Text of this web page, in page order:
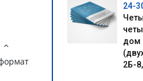
24-
дом
2Б-